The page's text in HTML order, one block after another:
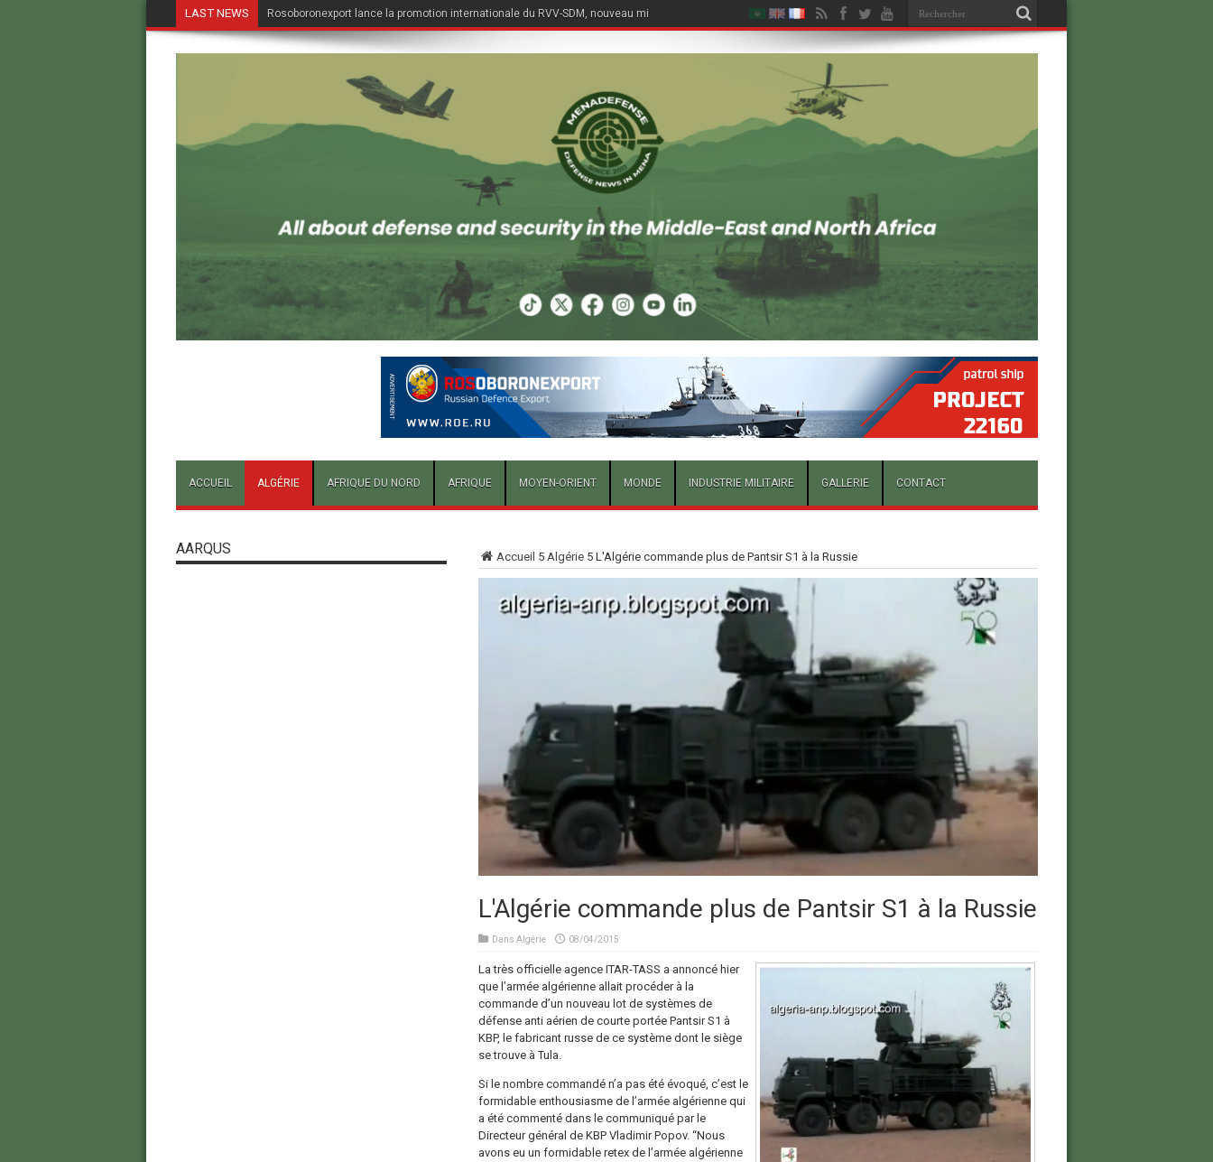
LAST NEWS Rosoboronexport lance la promotion internationale du RVV-SDM, nouveau missile air-air du Su-57E
ACCUEIL ALGÉRIE AFRIQUE DU NORD AFRIQUE MOYEN-ORIENT MONDE INDUSTRIE MILITAIRE GALLERIE CONTACT
Accueil 5 Algérie5 L'Algérie commande plus de Pantsir S1 à la Russie
L'Algérie commande plus de Pantsir S1 à la Russie
Dans Algérie 08/04/2015
La très officielle agence ITAR-TASS a annoncé hier
que l’armée algérienne allait procéder à la
commande d’un nouveau lot de systèmes de
défense anti aérien de courte portée Pantsir S1 à
KBP, le fabricant russe de ce système dont le siège
se trouve à Tula.
Si le nombre commandé n’a pas été évoqué, c’est le
formidable enthousiasme de l’armée algérienne qui
a été commenté dans le communiqué par le
Directeur général de KBP Vladimir Popov. “Nous
avons eu un formidable retex de l’armée algérienne
AARQUS